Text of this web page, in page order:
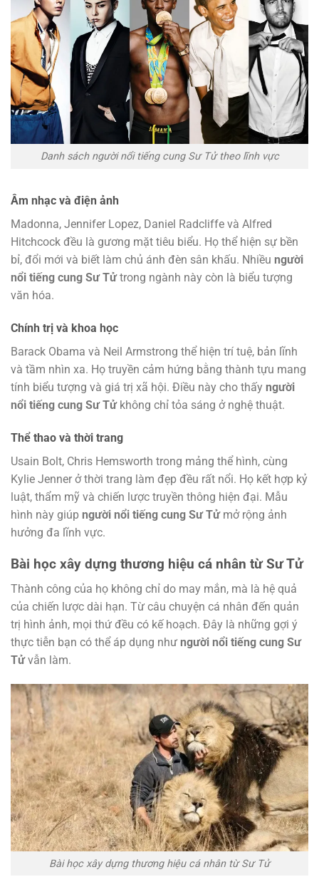
Danh sách người nổi tiếng cung Sư Tử theo lĩnh vực
Âm nhạc và điện ảnh
Madonna, Jennifer Lopez, Daniel Radcliffe và Alfred
Hitchcock đều là gương mặt tiêu biểu. Họ thể hiện sự bền
bỉ, đổi mới và biết làm chủ ánh đèn sân khấu. Nhiều người
nổi tiếng cung Sư Tửtrong ngành này còn là biểu tượng
văn hóa.
Chính trị và khoa học
Barack Obama và Neil Armstrong thể hiện trí tuệ, bản lĩnh
và tầm nhìn xa. Họ truyền cảm hứng bằng thành tựu mang
tính biểu tượng và giá trị xã hội. Điều này cho thấy người
nổi tiếng cung Sư Tửkhông chỉ tỏa sáng ở nghệ thuật.
Thể thao và thời trang
Usain Bolt, Chris Hemsworth trong mảng thể hình, cùng
Kylie Jenner ở thời trang làm đẹp đều rất nổi. Họ kết hợp kỷ
luật, thẩm mỹ và chiến lược truyền thông hiện đại. Mẫu
hình này giúp người nổi tiếng cung Sư Tửmở rộng ảnh
hưởng đa lĩnh vực.
Bài học xây dựng thương hiệu cá nhân từ Sư Tử
Thành công của họ không chỉ do may mắn, mà là hệ quả
của chiến lược dài hạn. Từ câu chuyện cá nhân đến quản
trị hình ảnh, mọi thứ đều có kế hoạch. Đây là những gợi ý
thực tiễn bạn có thể áp dụng như người nổi tiếng cung Sư
Tửvẫn làm.
Bài học xây dựng thương hiệu cá nhân từ Sư Tử